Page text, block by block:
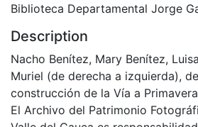
Biblioteca Departamental Jorge
Description
Nacho Benítez, Mary Benítez,
Muriel (de derecha a izquierda),
construcción de la Vía a
El Archivo del Patrimonio